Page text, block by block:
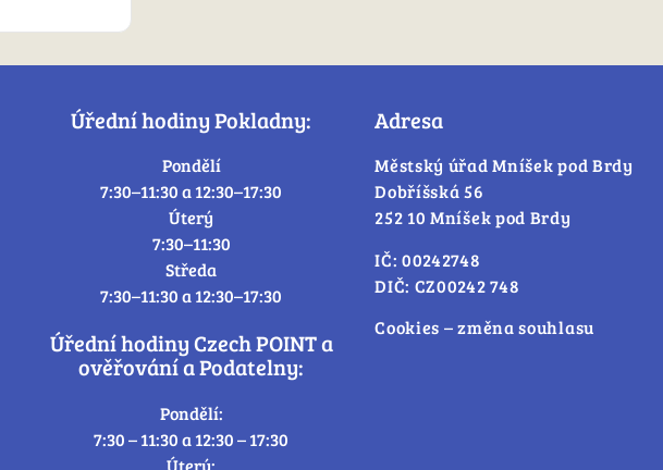
Úřední hodiny Pokladny:
Pondělí
7:30–11:30 a 12:30–17:30
Úterý
7:30–11:30
Středa
7:30–11:30 a 12:30–17:30
Úřední hodiny Czech POINT a
ověřování a Podatelny:
Pondělí:
7:30 – 11:30 a 12:30 – 17:30
Adresa
Městský úřad Mníšek pod Brdy
Dobříšská 56
252 10 Mníšek pod Brdy
IČ: 00242748
DIČ: CZ00242 748
Cookies – změna souhlasu